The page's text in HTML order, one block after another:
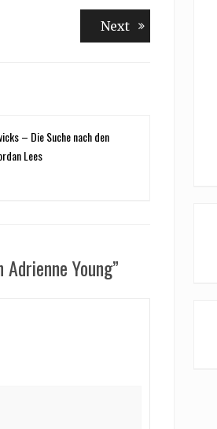
NextNext
– Die Suche nach den
Lees
Young”